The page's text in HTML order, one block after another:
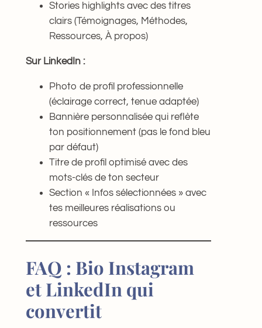
Stories highlights avec des titres
clairs (Témoignages, Méthodes,
Ressources, À propos)
Sur LinkedIn :
Photo de profil professionnelle
(éclairage correct, tenue adaptée)
Bannière personnalisée qui reflète
ton positionnement (pas le fond bleu
par défaut)
Titre de profil optimisé avec des
mots-clés de ton secteur
Section « Infos sélectionnées » avec
tes meilleures réalisations ou
ressources
FAQ : Bio Instagram
et LinkedIn qui
convertit